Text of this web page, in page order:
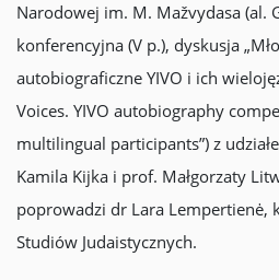
Narodowej im. M. Mažvydasa (al.
konferencyjna (V p.), dyskusja
autobiograficzne YIVO i ich
Voices. YIVO autobiography
multilingual participants”) z
Kamila Kijka i prof. Małgorzaty
poprowadzi dr Lara Lempertienė,
Studiów Judaistycznych.